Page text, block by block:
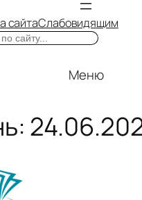
сайтаСлабовидящим
Меню